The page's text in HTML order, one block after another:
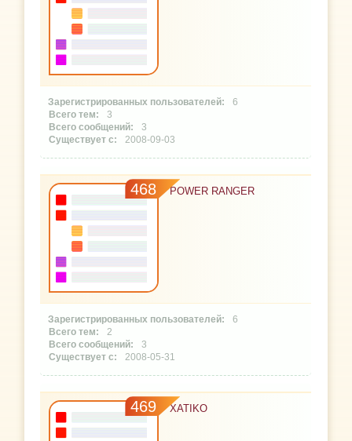
6
3
3
2008-09-03
468 POWER RANGER
6
2
3
2008-05-31
469 XATIKO